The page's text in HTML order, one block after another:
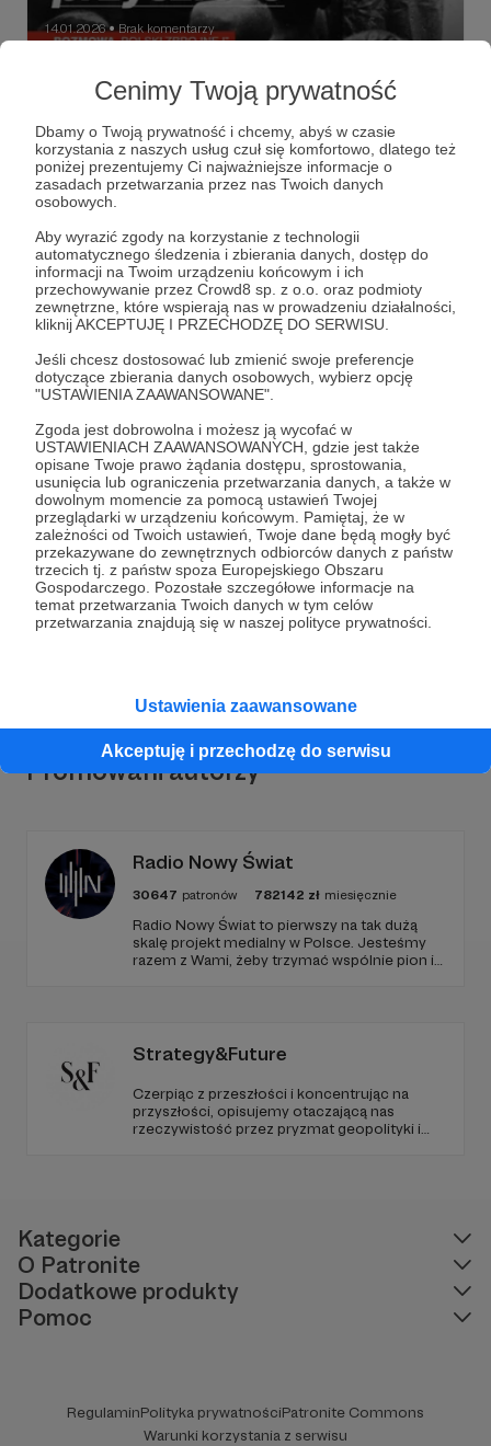
Cenimy Twoją prywatność
Dbamy o Twoją prywatność i chcemy, abyś w czasie
korzystania z naszych usług czuł się komfortowo, dlatego też
poniżej prezentujemy Ci najważniejsze informacje o
zasadach przetwarzania przez nas Twoich danych
osobowych.
Aby wyrazić zgody na korzystanie z technologii
automatycznego śledzenia i zbierania danych, dostęp do
informacji na Twoim urządzeniu końcowym i ich
przechowywanie przez Crowd8 sp. z o.o. oraz podmioty
zewnętrzne, które wspierają nas w prowadzeniu działalności,
kliknij AKCEPTUJĘ I PRZECHODZĘ DO SERWISU.
Jeśli chcesz dostosować lub zmienić swoje preferencje
dotyczące zbierania danych osobowych, wybierz opcję
"USTAWIENIA ZAAWANSOWANE".
Zgoda jest dobrowolna i możesz ją wycofać w
USTAWIENIACH ZAAWANSOWANYCH, gdzie jest także
opisane Twoje prawo żądania dostępu, sprostowania,
usunięcia lub ograniczenia przetwarzania danych, a także w
dowolnym momencie za pomocą ustawień Twojej
przeglądarki w urządzeniu końcowym. Pamiętaj, że w
zależności od Twoich ustawień, Twoje dane będą mogły być
przekazywane do zewnętrznych odbiorców danych z państw
trzecich tj. z państw spoza Europejskiego Obszaru
Gospodarczego. Pozostałe szczegółowe informacje na
temat przetwarzania Twoich danych w tym celów
przetwarzania znajdują się w naszej polityce prywatności.
Ustawienia zaawansowane
Akceptuję i przechodzę do serwisu
14.01.2026 ● Brak komentarzy
Skradzione
Rozmawiam z dr Alicją Bartnicką, badaczką nazizmu, o
grabieży nieletnich jako formie ludobójstwa, oraz o tym,
że współczesna rosja idzie tropem III Rzeszy.
rosja jak III Rzesza Heinrich Himmler Alicja Bartnicka
+5
Dołącz do grona Patronów!
Wesprzyj działalność AutoraMarcin Ogdowskijuż
teraz!
Promowani autorzy
Radio Nowy Świat
30647 patronów 782142 zł miesięcznie
Radio Nowy Świat to pierwszy na tak dużą
skalę projekt medialny w Polsce. Jesteśmy
razem z Wami, żeby trzymać wspólnie pion i
Strategy&Future
Czerpiąc z przeszłości i koncentrując na
przyszłości, opisujemy otaczającą nas
rzeczywistość przez pryzmat geopolityki i
Kategorie
O Patronite
Dodatkowe produkty
Pomoc
RegulaminPolityka prywatnościPatronite Commons
Warunki korzystania z serwisu